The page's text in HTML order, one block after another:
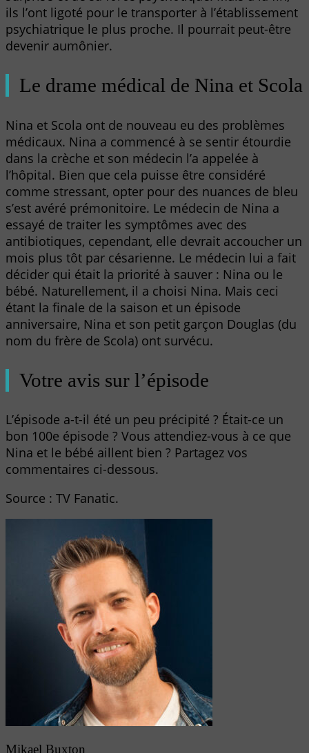
ils l’ont ligoté pour le transporter à l’établissement
psychiatrique le plus proche. Il pourrait peut-être
devenir aumônier.
Le drame médical de Nina et Scola
Nina et Scola ont de nouveau eu des problèmes
médicaux. Nina a commencé à se sentir étourdie
dans la crèche et son médecin l’a appelée à
l’hôpital. Bien que cela puisse être considéré
comme stressant, opter pour des nuances de bleu
s’est avéré prémonitoire. Le médecin de Nina a
essayé de traiter les symptômes avec des
antibiotiques, cependant, elle devrait accoucher un
mois plus tôt par césarienne. Le médecin lui a fait
décider qui était la priorité à sauver : Nina ou le
bébé. Naturellement, il a choisi Nina. Mais ceci
étant la finale de la saison et un épisode
anniversaire, Nina et son petit garçon Douglas (du
nom du frère de Scola) ont survécu.
Votre avis sur l’épisode
L’épisode a-t-il été un peu précipité ? Était-ce un
bon 100e épisode ? Vous attendiez-vous à ce que
Nina et le bébé aillent bien ? Partagez vos
commentaires ci-dessous.
Source : TV Fanatic.
Mikael Buxton